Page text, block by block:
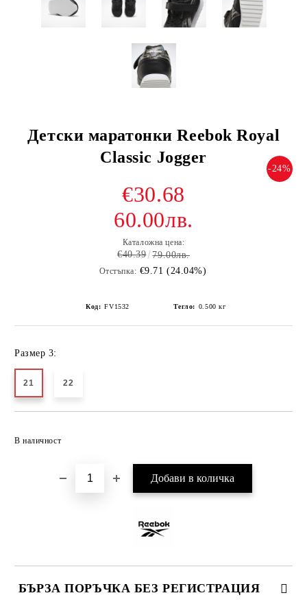
Детски маратонки Reebok Royal
Classic Jogger
-24%
€30.68
60.00лв.
Каталожна цена:
€40.39 79.00лв.
Отстъпка: €9.71 (24.04%)
Код: FV1532 Тегло: 0.500 кг
Размер 3:
21 22
В наличност
БЪРЗА ПОРЪЧКА БЕЗ РЕГИСТРАЦИЯ